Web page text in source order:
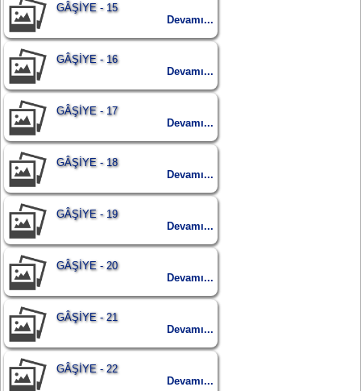
GÂŞİYE - 15
Devamı...
GÂŞİYE - 16
Devamı...
GÂŞİYE - 17
Devamı...
GÂŞİYE - 18
Devamı...
GÂŞİYE - 19
Devamı...
GÂŞİYE - 20
Devamı...
GÂŞİYE - 21
Devamı...
GÂŞİYE - 22
Devamı...